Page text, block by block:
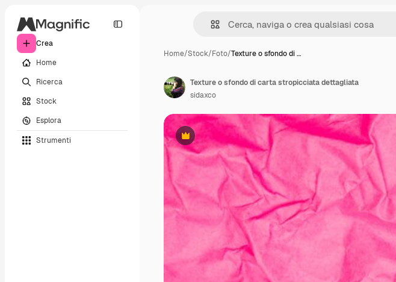
Crea
Home
Ricerca
Stock
Esplora
Strumenti
Home/Stock/Foto/Texture o sfondo di …
Premium
Texture o sfondo di carta stropicciata dettagliata
sidaxco